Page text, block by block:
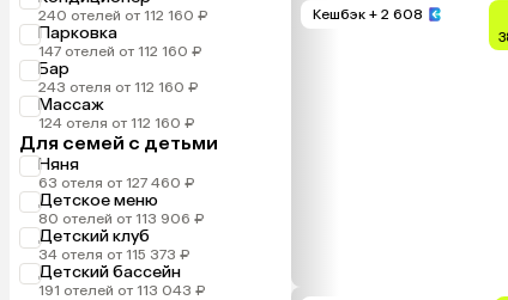
240 отелей от 112 160 ₽
Парковка
147 отелей от 112 160 ₽
Бар
243 отеля от 112 160 ₽
Массаж
124 отеля от 112 160 ₽
Для семей с детьми
Няня
63 отеля от 127 460 ₽
Детское меню
80 отелей от 113 906 ₽
Детский клуб
34 отеля от 115 373 ₽
Детский бассейн
191 отелей от 113 043 ₽
Кешбэк + 2 608